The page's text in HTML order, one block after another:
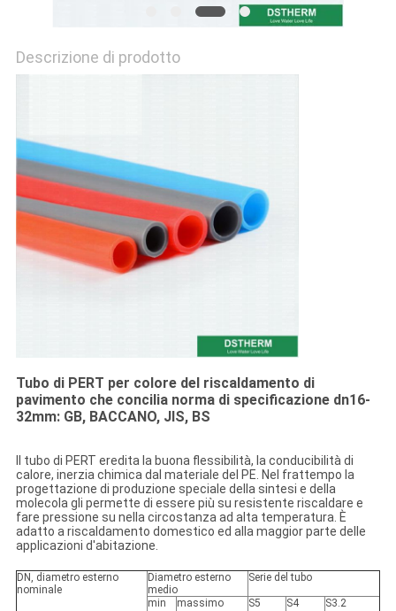
Descrizione di prodotto
Tubo di PERT per colore del riscaldamento di
pavimento che concilia norma di specificazione dn16-
32mm: GB, BACCANO, JIS, BS
Il tubo di PERT eredita la buona flessibilità, la conducibilità di
calore, inerzia chimica dal materiale del PE. Nel frattempo la
progettazione di produzione speciale della sintesi e della
molecola gli permette di essere più su resistente riscaldare e
fare pressione su nella circostanza ad alta temperatura. È
adatto a riscaldamento domestico ed alla maggior parte delle
applicazioni d'abitazione.
DN, diametro esterno
nominale
Diametro esterno
medio
Serie del tubo
min massimo S5 S4
S3.2